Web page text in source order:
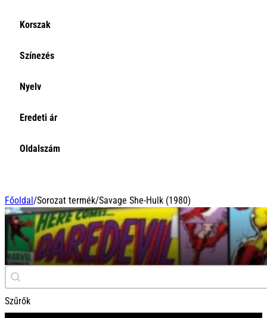
Korszak
Színezés
Nyelv
Eredeti ár
Oldalszám
Főoldal /Sorozat termék/Savage She-Hulk (1980)
Savage She-Hulk
Keresés
Search content
Szűrők